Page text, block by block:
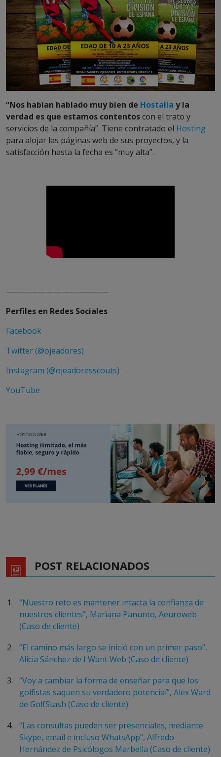
“Nos habían hablado muy bien de Hostalia y la
verdad es que estamos contentoscon el trato y
servicios de la compañía”. Tiene contratado el Hosting
para alojar las páginas web de sus proyectos, y la
satisfacción hasta la fecha es “muy alta”.
—————————————
Perfiles en Redes Sociales
Facebook
Twitter (@ojeadores)
Instagram (@ojeadoresscouts)
YouTube
POST RELACIONADOS
“Nuestro reto es mantener intacta la confianza de
nuestros clientes”, Mariana Panunto, Aeuroweb
(Caso de cliente)
“El camino más largo se inició con un primer paso”,
Alicia Sánchez de I Want Web (Caso de cliente)
“Voy a cambiar la forma de enseñar para que los
golfistas saquen su verdadero potencial”, Alex Ward
de GolfStash (Caso de cliente)
“Las consultas pueden ser presenciales, mediante
Skype, email e incluso WhatsApp”, Alfredo
Hernández de Psicólogos Marbella (Caso de cliente)